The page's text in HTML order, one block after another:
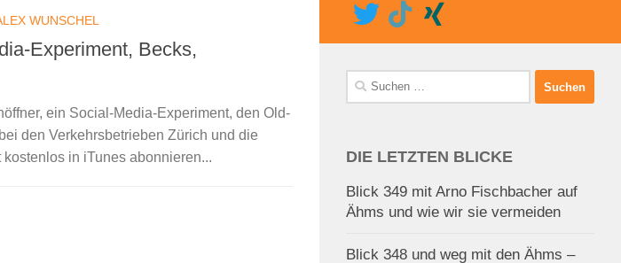
WUNSCHEL
Experiment, Becks,
ein Social-Media-Experiment, den Old-
den Verkehrsbetrieben Zürich und die
in iTunes abonnieren...
Suchen
nach:
DIE LETZTEN BLICKE
Blick 349 mit Arno Fischbacher auf
Ähms und wie wir sie vermeiden
Blick 348 und weg mit den Ähms –